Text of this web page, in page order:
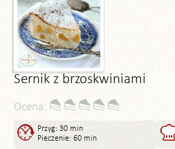
Sernik z brzoskwiniami
Ocena:
Przyg: 30 min
Pieczenie: 60 min